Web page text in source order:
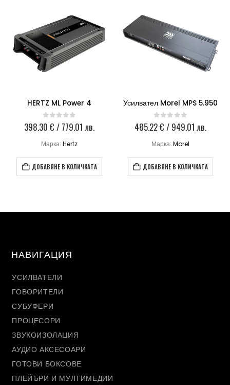
HERTZ ML Power 4
0out of 5
398.30€ / 779.01 лв.
Марка:Hertz
ДОБАВЯНЕ В КОЛИЧКАТА
Усилвател Morel MPS 5.950
0out of 5
485.22€ / 949.01 лв.
Марка:Morel
ДОБАВЯНЕ В КОЛИЧКАТА
НАВИГАЦИЯ
УСИЛВАТЕЛИ
ГОВОРИТЕЛИ
СУБУФЕРИ
ПРОЦЕСОРИ
ЗВУКОИЗОЛАЦИЯ
АУДИО АКСЕСОАРИ
ГОТОВИ БОКСОВЕ
ПЛЕЙЪРИ И МУЛТИМЕДИИ